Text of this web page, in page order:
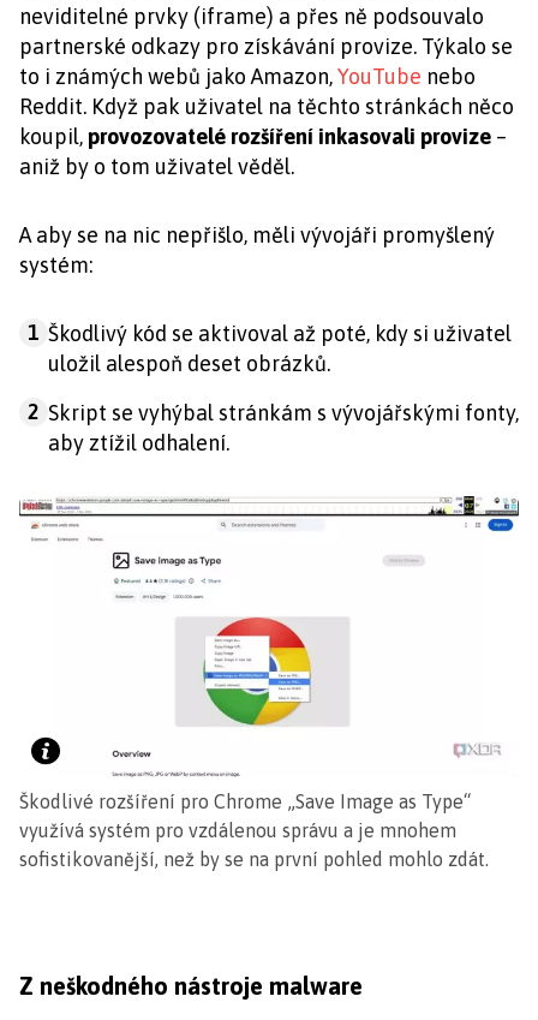
neviditelné prvky (iframe) a přes ně podsouvalo
partnerské odkazy pro získávání provize. Týkalo se
to i známých webů jako Amazon,YouTube nebo
Reddit. Když pak uživatel na těchto stránkách něco
koupil,provozovatelé rozšíření inkasovali provize –
aniž by o tom uživatel věděl.
A aby se na nic nepřišlo, měli vývojáři promyšlený
systém:
1 Škodlivý kód se aktivoval až poté, kdy si uživatel
uložil alespoň deset obrázků.
2 Skript se vyhýbal stránkám s vývojářskými fonty,
aby ztížil odhalení.
Škodlivé rozšíření pro Chrome „Save Image as Type“
využívá systém pro vzdálenou správu a je mnohem
sofistikovanější, než by se na první pohled mohlo zdát.
Z neškodného nástroje malware